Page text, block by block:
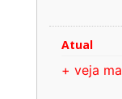
Atual
+ veja